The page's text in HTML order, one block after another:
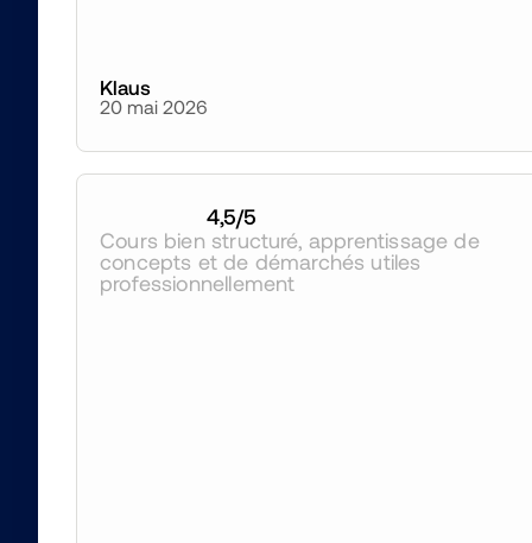
Klaus
20 mai 2026
4,5/5
Cours bien structuré, apprentissage de
concepts et de démarchés utiles
professionnellement